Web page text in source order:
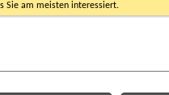
Sie am meisten interessiert.